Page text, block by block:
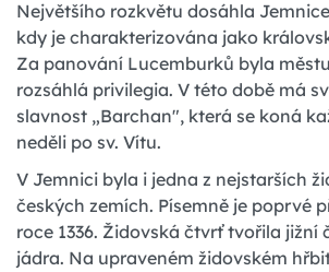
Největšího rozkvětu dosáhla
kdy je charakterizována jako
Za panování Lucemburků byla
rozsáhlá privilegia. V této době má
slavnost „Barchan", která se koná
neděli po sv. Vítu.
V Jemnici byla i jedna z nejstarších
českých zemích. Písemně je poprvé
roce 1336. Židovská čtvrť tvořila jižní
jádra. Na upraveném židovském